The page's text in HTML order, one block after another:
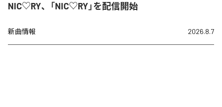
NIC♡RY、「NIC♡RY」を配信開始
新曲情報 2026.8.7